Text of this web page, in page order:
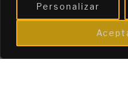
Personalizar
Programa de afiliación de